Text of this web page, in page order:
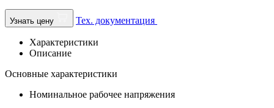
Узнать цену Тех. документация
Характеристики
Описание
Основные характеристики
Номинальное рабочее напряжения